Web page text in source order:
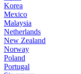
Korea
Mexico
Malaysia
Netherlands
New Zealand
Norway
Poland
Portugal